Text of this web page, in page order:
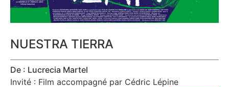
NUESTRA TIERRA
De : Lucrecia Martel
Invité : Film accompagné par Cédric Lépine